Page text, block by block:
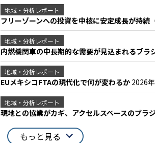
地域・分析レポート
フリーゾーンへの投資を中核に安定成長が持続
地域・分析レポート
内燃機関車の中長期的な需要が見込まれるブラ
地域・分析レポート
EUメキシコFTAの現代化で何が変わるか 2026
地域・分析レポート
現地との協業がカギ、アクセルスペースのブラ
もっと見る